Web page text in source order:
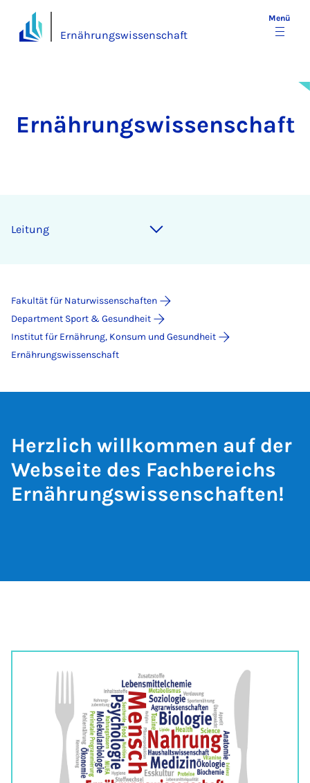
Ernährungswissenschaft
Menü
Ernährungswissenschaft
Lei­tung
Fakultät für Naturwissenschaften
Department Sport & Gesundheit
Institut für Ernährung, Konsum und Gesundheit
Ernährungswissenschaft
Herzlich willkommen auf der
Webseite des Fachbereichs
Ernährungswissenschaften!